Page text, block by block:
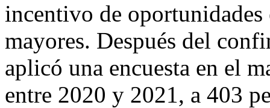
incentivo de oportunidades
mayores. Después del
aplicó una encuesta en el
entre 2020 y 2021, a 403